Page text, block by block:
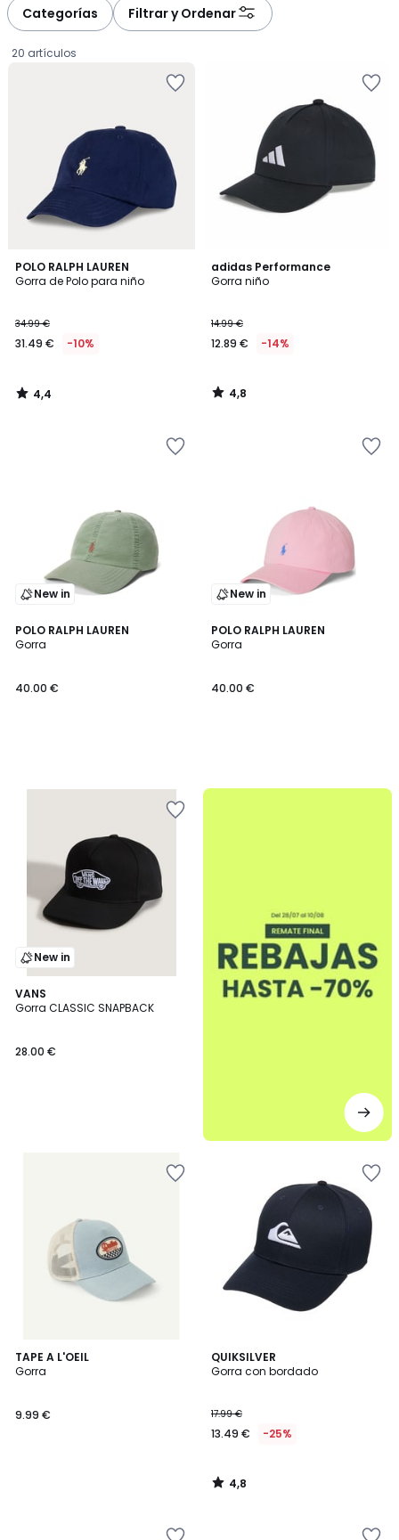
Categorías Filtrar y Ordenar
20 artículos
POLO RALPH LAUREN
Gorra de Polo para niño
€
en
de
34.99
34.99 €
31.49 € -10%
4,4
/ 5
4,4
/
adidas Performance
Gorra niño
14.99 €
12.89 € -14%
4,8
/ 5
4,8
/
New in
POLO RALPH LAUREN
Gorra
40.00 €
New in
POLO RALPH LAUREN
Gorra
40.00 €
New in
VANS
Gorra CLASSIC SNAPBACK
28.00 €
.
TAPE A L'OEIL
Gorra
9.99 €
QUIKSILVER
Gorra con bordado
17.99 €
13.49 € -25%
4,8
/ 5
4,8
/